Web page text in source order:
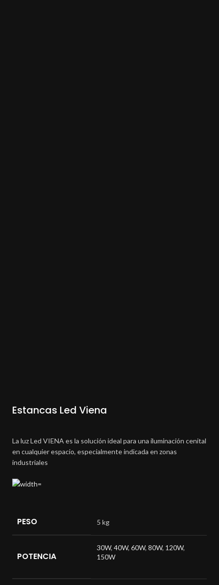
Estancas Led Viena
La luz Led VIENA es la solución ideal para una iluminación cenital
en cualquier espacio, especialmente indicada en zonas
industriales
PESO 5 kg
POTENCIA
30W, 40W, 60W, 80W, 120W,
150W